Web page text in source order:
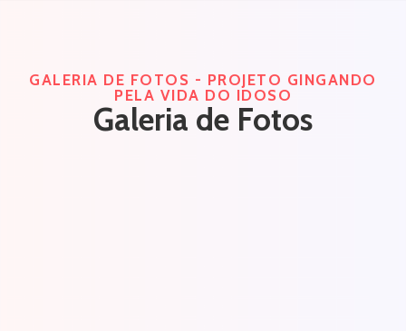
GALERIA DE FOTOS - PROJETO GINGANDO
PELA VIDA DO IDOSO
Galeria de Fotos